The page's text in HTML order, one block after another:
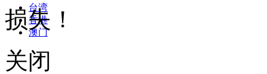
台湾
香港
澳门
损失！
关闭